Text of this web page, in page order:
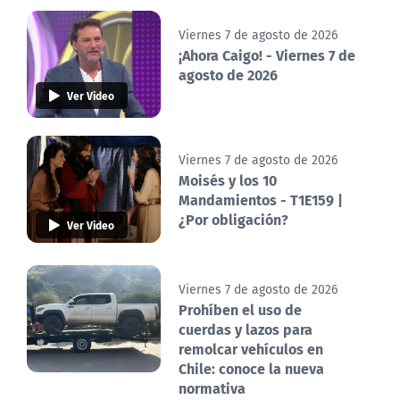
Ver Video
Viernes 7 de agosto de 2026
¡Ahora Caigo! - Viernes 7 de
agosto de 2026
Ver Video
Viernes 7 de agosto de 2026
Moisés y los 10
Mandamientos - T1E159 |
¿Por obligación?
Viernes 7 de agosto de 2026
Prohíben el uso de
cuerdas y lazos para
remolcar vehículos en
Chile: conoce la nueva
normativa